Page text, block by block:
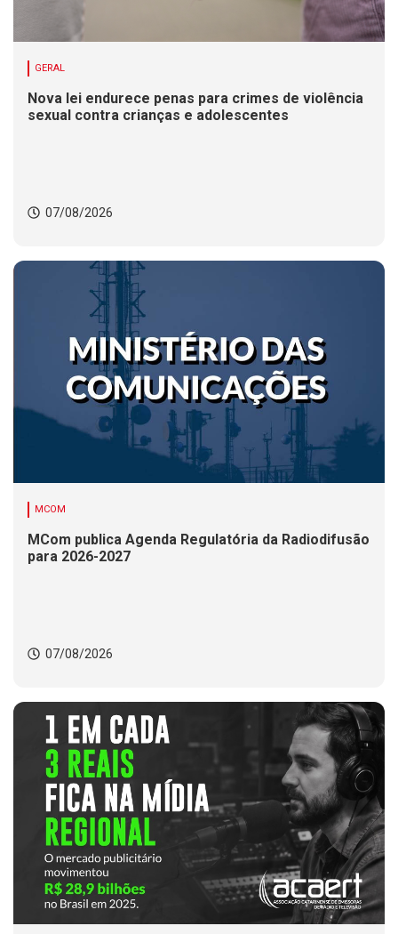
GERAL
Nova lei endurece penas para crimes de violência
sexual contra crianças e adolescentes
07/08/2026
MCOM
MCom publica Agenda Regulatória da Radiodifusão
para 2026-2027
07/08/2026